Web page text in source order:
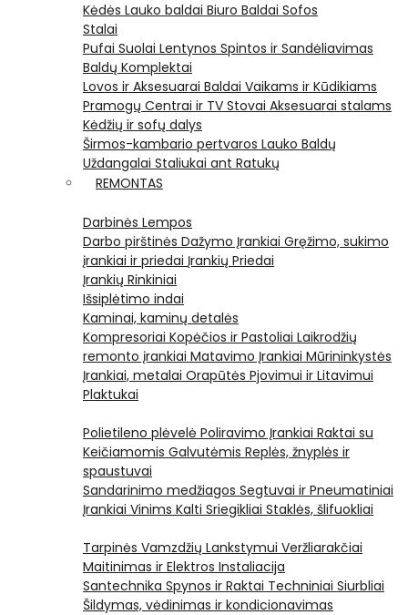
Kėdės Lauko baldai Biuro Baldai Sofos
Stalai
Pufai Suolai Lentynos Spintos ir Sandėliavimas
Baldų Komplektai
Lovos ir Aksesuarai Baldai Vaikams ir Kūdikiams
Pramogų Centrai ir TV Stovai Aksesuarai stalams
Kėdžių ir sofų dalys
Širmos-kambario pertvaros Lauko Baldų
Uždangalai Staliukai ant Ratukų
REMONTAS
Darbinės Lempos
Darbo pirštinės Dažymo Įrankiai Gręžimo, sukimo
įrankiai ir priedai Įrankių Priedai
Įrankių Rinkiniai
Išsiplėtimo indai
Kaminai, kaminų detalės
Kompresoriai Kopėčios ir Pastoliai Laikrodžių
remonto įrankiai Matavimo Įrankiai Mūrininkystės
Įrankiai, metalai Orapūtės Pjovimui ir Litavimui
Plaktukai
Polietileno plėvelė Poliravimo Įrankiai Raktai su
Keičiamomis Galvutėmis Replės, žnyplės ir
spaustuvai
Sandarinimo medžiagos Segtuvai ir Pneumatiniai
Įrankiai Vinims Kalti Sriegikliai Staklės, šlifuokliai
Tarpinės Vamzdžių Lankstymui Veržliarakčiai
Maitinimas ir Elektros Instaliacija
Santechnika Spynos ir Raktai Techniniai Siurbliai
Šildymas, vėdinimas ir kondicionavimas